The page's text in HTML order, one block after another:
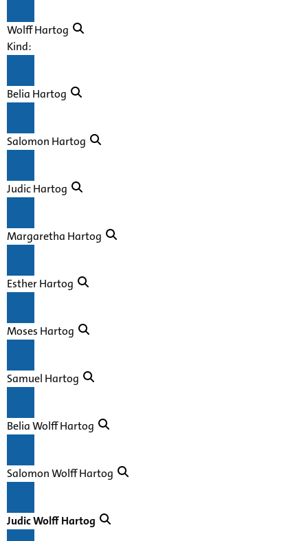
Wolff Hartog
Kind:
Belia Hartog
Salomon Hartog
Judic Hartog
Margaretha Hartog
Esther Hartog
Moses Hartog
Samuel Hartog
Belia Wolff Hartog
Salomon Wolff Hartog
Judic Wolff Hartog